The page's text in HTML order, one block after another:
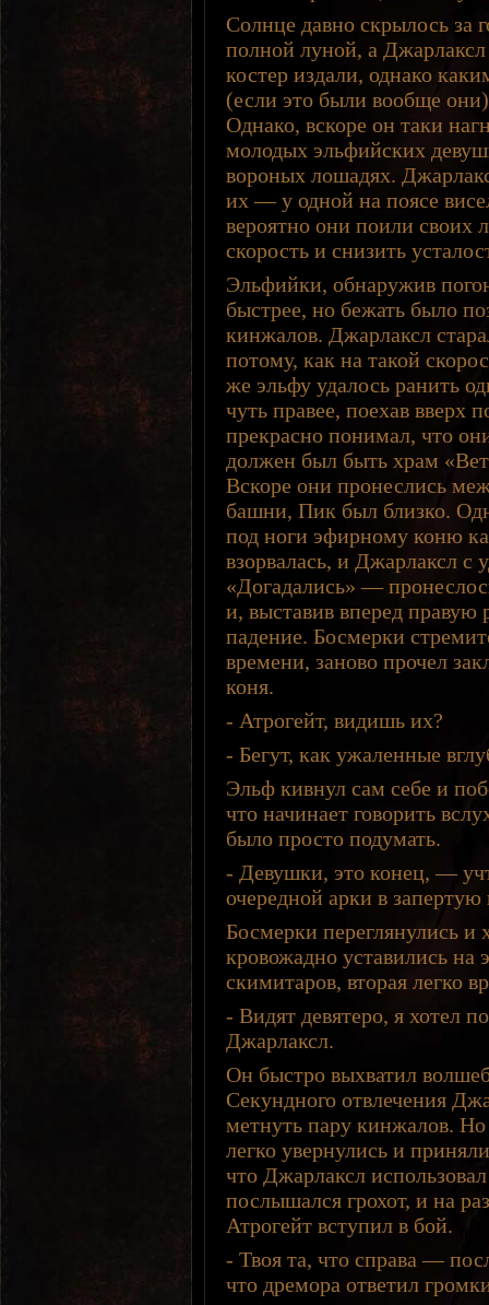
Солнце давно скрылось за
полной луной, а Джарлаксл
костер издали, однако
(если это были вообще
Однако, вскоре он таки
молодых эльфийских
вороных лошадях.
их — у одной на поясе
вероятно они поили своих
скорость и снизить
Эльфийки, обнаружив
быстрее, но бежать было
кинжалов. Джарлаксл
потому, как на такой
же эльфу удалось ранить
чуть правее, поехав вверх
прекрасно понимал, что
должен был быть храм
Вскоре они пронеслись
башни, Пик был близко.
под ноги эфирному коню
взорвалась, и Джарлаксл с
«Догадались» —
и, выставив вперед правую
падение. Босмерки
времени, заново прочел
коня.
- Атрогейт, видишь их?
- Бегут, как ужаленные
Эльф кивнул сам себе и
что начинает говорить
было просто подумать.
- Девушки, это конец, —
очередной арки в запертую
Босмерки переглянулись и
кровожадно уставились
скимитаров, вторая легко
- Видят девятеро, я хотел
Джарлаксл.
Он быстро выхватил
Секундного отвлечения
метнуть пару кинжалов.
легко увернулись и
что Джарлаксл
послышался грохот, и на
Атрогейт вступил в бой.
- Твоя та, что справа —
что дремора ответил